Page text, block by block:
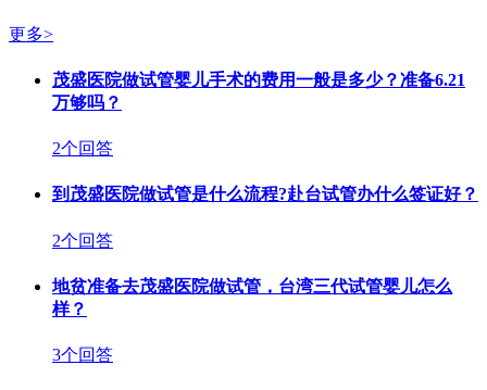
更多>
茂盛医院做试管婴儿手术的费用一般是多少？准备6.21
万够吗？
2个回答
到茂盛医院做试管是什么流程?赴台试管办什么签证好？
2个回答
地贫准备去茂盛医院做试管，台湾三代试管婴儿怎么
样？
3个回答